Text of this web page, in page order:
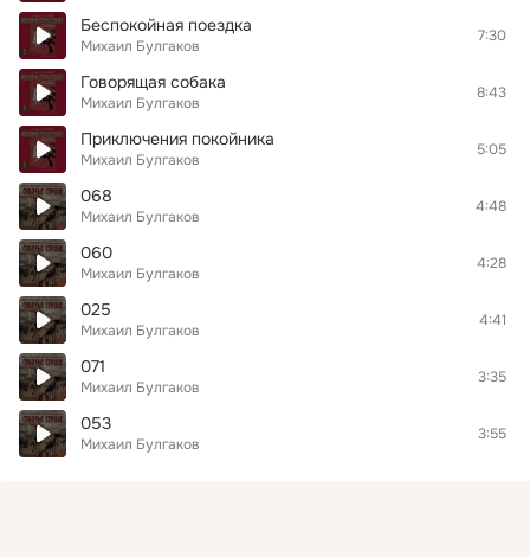
Беспокойная поездка
Михаил Булгаков
7:30
Говорящая собака
Михаил Булгаков
8:43
Приключения покойника
Михаил Булгаков
5:05
068
Михаил Булгаков
4:48
060
Михаил Булгаков
4:28
025
Михаил Булгаков
4:41
071
Михаил Булгаков
3:35
053
Михаил Булгаков
3:55